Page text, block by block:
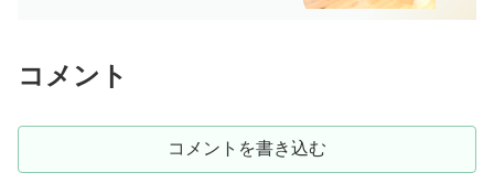
コメント
コメントを書き込む